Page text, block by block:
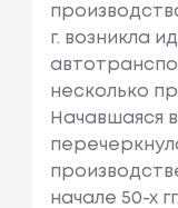
г. возникла
несколько
Начавшаяся
начале 50-х